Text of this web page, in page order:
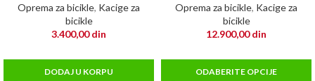
Oprema za bicikle, Kacige za
bicikle
3.400,00din
DODAJ U KORPU
Oprema za bicikle, Kacige za
bicikle
12.900,00din
ODABERITE OPCIJE